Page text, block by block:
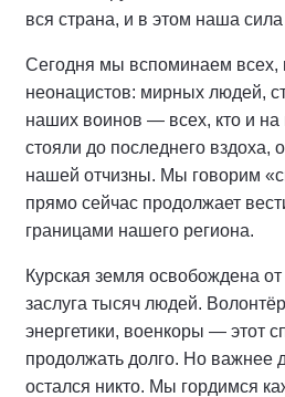
вся страна, и в этом наша
Сегодня мы вспоминаем всех,
неонацистов: мирных людей,
наших воинов — всех, кто и
стояли до последнего вздоха,
нашей отчизны. Мы говорим
прямо сейчас продолжает
границами нашего региона.
Курская земля освобождена
заслуга тысяч людей.
энергетики, военкоры — этот
продолжать долго. Но важнее
остался никто. Мы гордимся